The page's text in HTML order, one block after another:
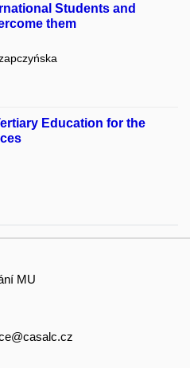
Students and
them
Education for the
MU